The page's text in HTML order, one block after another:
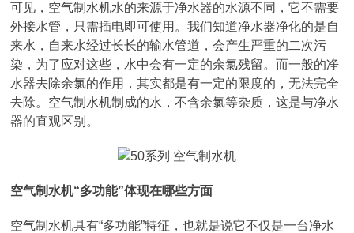
可见，空气制水机水的来源于净水器的水源不同，它不需要
外接水管，只需插电即可使用。我们知道净水器净化的是自
来水，自来水经过长长的输水管道，会产生严重的二次污
染，为了应对这些，水中会有一定的余氯残留。而一般的净
水器去除余氯的作用，其实都是有一定的限度的，无法完全
去除。空气制水机制成的水，不含余氯等杂质，这是与净水
器的直观区别。
空气制水机“多功能”体现在哪些方面
空气制水机具有“多功能”特征，也就是说它不仅是一台净水